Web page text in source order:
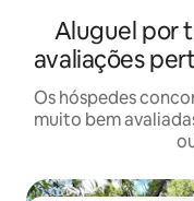
Aluguel por
avaliações
Os hóspedes
muito bem